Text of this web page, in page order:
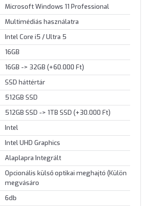
Microsoft Windows 11 Professional
Multimédiás használatra
Intel Core i5 / Ultra 5
16GB
16GB -> 32GB (+60.000 Ft)
SSD háttértár
512GB SSD
512GB SSD -> 1TB SSD (+30.000 Ft)
Intel
Intel UHD Graphics
Alaplapra Integrált
Opcionális külső optikai meghajtó (Külön
megvásáro
6db